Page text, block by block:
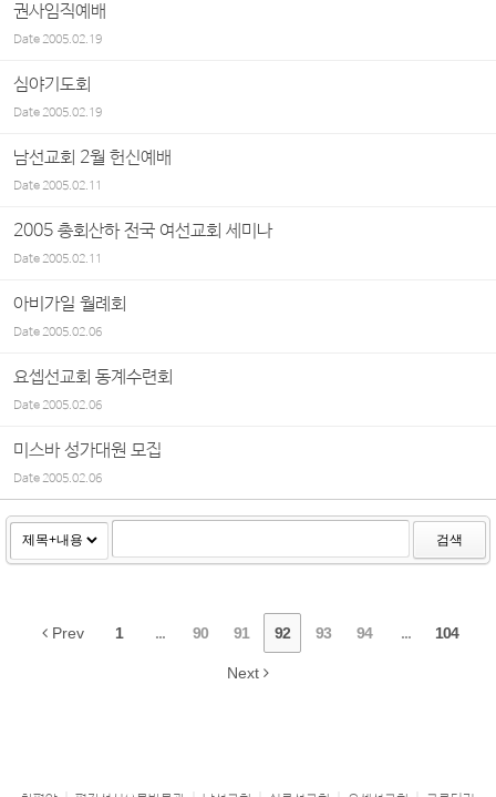
권사임직예배
Date2005.02.19
심야기도회
Date2005.02.19
남선교회 2월 헌신예배
Date2005.02.11
2005 총회산하 전국 여선교회 세미나
Date2005.02.11
아비가일 월례회
Date2005.02.06
요셉선교회 동계수련회
Date2005.02.06
미스바 성가대원 모집
Date2005.02.06
검색
Prev 1 ... 90 91 92 93 94 ... 104
Next